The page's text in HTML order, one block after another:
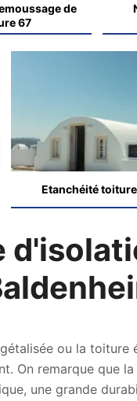
de
67
Etanchéité
ou la
On remarque que
une grande